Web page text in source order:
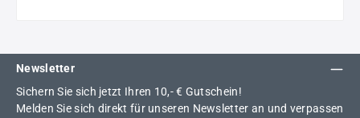
Newsletter
Sichern Sie sich jetzt Ihren 10,- € Gutschein!
Melden Sie sich direkt für unseren Newsletter an und verpassen